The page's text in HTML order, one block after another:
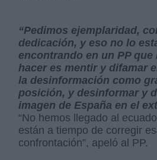
“Pedimos ejemplaridad,
dedicación, y eso no lo
encontrando en un PP
hacer es mentir y difamar
la desinformación como
posición, y desinformar y
imagen de España en el
“No hemos llegado al
están a tiempo de corregir
confrontación”, apeló al PP.